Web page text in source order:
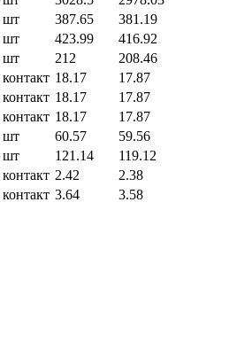
шт 387.65
381.19
шт 423.99
416.92
шт 212
208.46
контакт 18.17
17.87
контакт 18.17
17.87
контакт 18.17
17.87
шт 60.57
59.56
шт 121.14
119.12
контакт 2.42
2.38
контакт 3.64
3.58